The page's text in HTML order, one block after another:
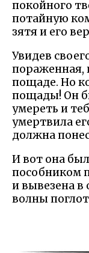
покойного
потайную
зятя и его
Увидев
пораженная,
пощаде. Но
пощады! Он
умереть и
умертвила
должна
И вот она
пособником
и вывезена в
волны